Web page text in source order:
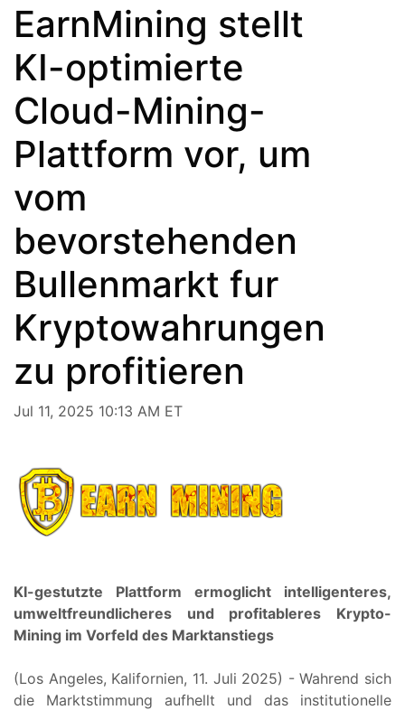
EarnMining stellt
KI-optimierte
Cloud-Mining-
Plattform vor, um
vom
bevorstehenden
Bullenmarkt fur
Kryptowahrungen
zu profitieren
Jul 11, 2025 10:13 AM ET
KI-gestutzte Plattform ermoglicht intelligenteres,
umweltfreundlicheres und profitableres Krypto-
Mining im Vorfeld des Marktanstiegs
(Los Angeles, Kalifornien, 11. Juli 2025) -Wahrend sich
die Marktstimmung aufhellt und das institutionelle